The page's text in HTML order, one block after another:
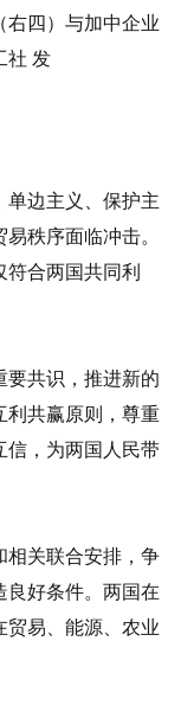
右四）与加中企业
社 发
单边主义、保护主
秩序面临冲击。
合两国共同利
要共识，推进新的
利共赢原则，尊重
信，为两国人民带
相关联合安排，争
良好条件。两国在
贸易、能源、农业